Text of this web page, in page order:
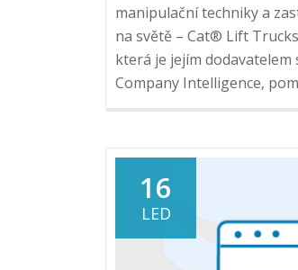
manipulační techniky a
na světě – Cat® Lift
která je jejím
Company Intelligence,
16
LED